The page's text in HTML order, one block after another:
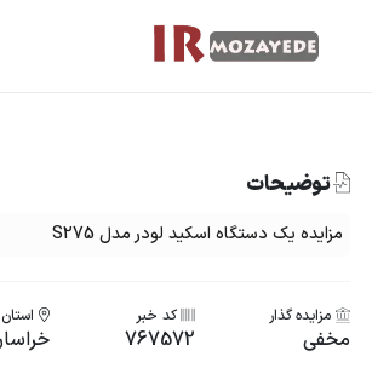
توضیحات
مزایده یک دستگاه اسکید لودر مدل S275
مزایده گذار
مخفی
کد خبر
767572